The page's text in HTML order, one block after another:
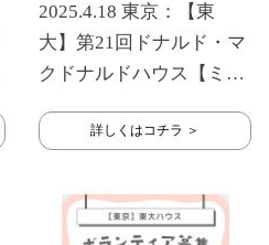
2025.4.18 東京：【東
大】第21回ドナルド・マ
クドナルドハウス【ミー
詳しくはコチラ ＞